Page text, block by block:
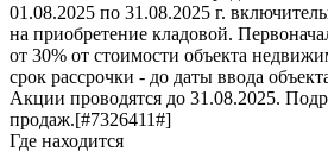
01.08.2025 по 31.08.2025 г.
на приобретение кладовой.
от 30% от стоимости объекта
срок рассрочки - до даты ввода
Акции проводятся до 31.08.2025.
продаж.[#7326411#]
Где находится